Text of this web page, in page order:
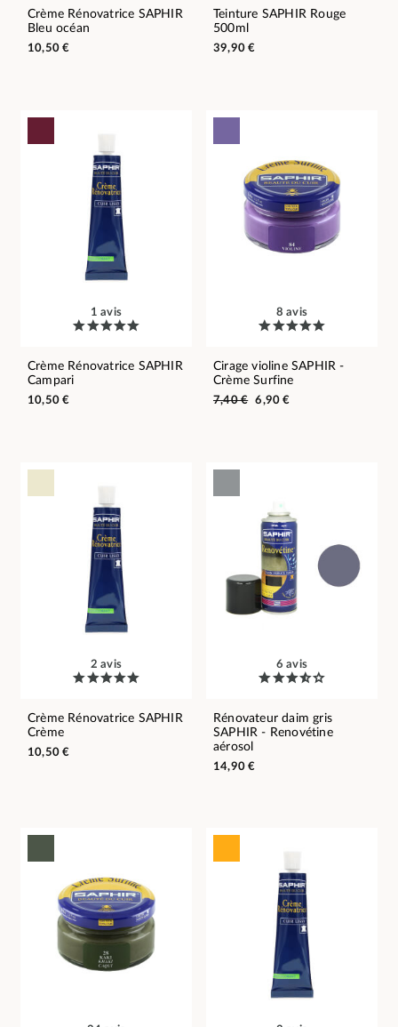
Crème Rénovatrice SAPHIR
Bleu océan
10,50 €
Teinture SAPHIR Rouge
500ml
39,90 €
1 avis
Crème Rénovatrice SAPHIR
Campari
10,50 €
8 avis
Cirage violine SAPHIR -
Crème Surfine
7,40 € 6,90 €
2 avis
Crème Rénovatrice SAPHIR
Crème
10,50 €
6 avis
Rénovateur daim gris
SAPHIR - Renovétine
aérosol
14,90 €